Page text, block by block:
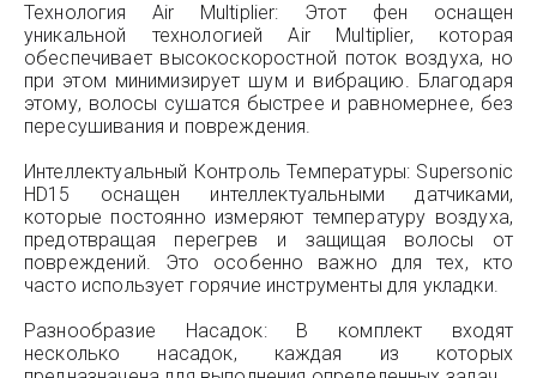
Технология Air Multiplier: Этот фен оснащен
уникальной технологией Air Multiplier, которая
обеспечивает высокоскоростной поток воздуха, но
при этом минимизирует шум и вибрацию. Благодаря
этому, волосы сушатся быстрее и равномернее, без
пересушивания и повреждения.
Интеллектуальный Контроль Температуры: Supersonic
HD15 оснащен интеллектуальными датчиками,
которые постоянно измеряют температуру воздуха,
предотвращая перегрев и защищая волосы от
повреждений. Это особенно важно для тех, кто
часто использует горячие инструменты для укладки.
Разнообразие Насадок: В комплект входят
несколько насадок, каждая из которых